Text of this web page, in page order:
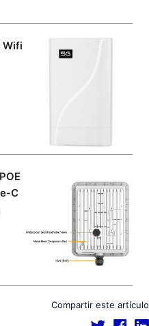
Wifi
C
Compartir este artículo